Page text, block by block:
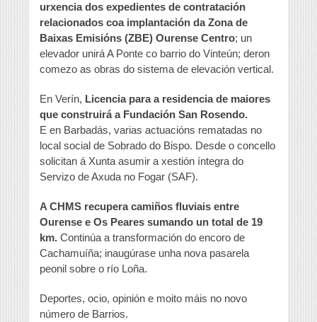
urxencia dos expedientes de contratación
relacionados coa implantación da Zona de
Baixas Emisións (ZBE) Ourense Centro; un
elevador unirá A Ponte co barrio do Vinteún; deron
comezo as obras do sistema de elevación vertical.
En Verín, Licencia para a residencia de maiores
que construirá a Fundación San Rosendo.
E en Barbadás, varias actuacións rematadas no
local social de Sobrado do Bispo. Desde o concello
solicitan á Xunta asumir a xestión íntegra do
Servizo de Axuda no Fogar (SAF).
A CHMS recupera camiños fluviais entre
Ourense e Os Peares sumando un total de 19
km. Continúa a transformación do encoro de
Cachamuíña; inaugúrase unha nova pasarela
peonil sobre o río Loña.
Deportes, ocio, opinión e moito máis no novo
número de Barrios.